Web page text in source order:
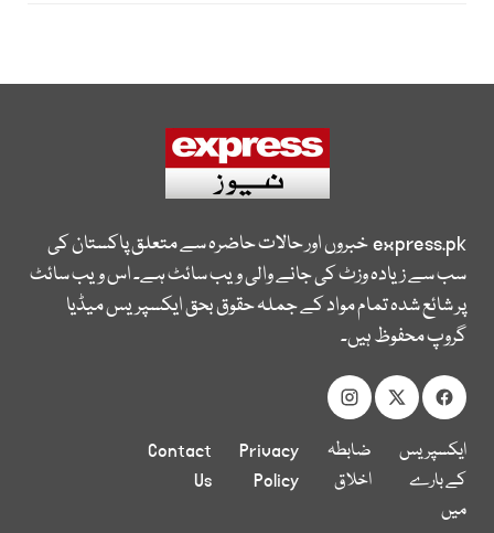
express.pkخبروں اور حالات حاضرہ سے متعلق پاکستان کی
سب سے زیادہ وزٹ کی جانے والی ویب سائٹ ہے۔ اس ویب سائٹ
پر شائع شدہ تمام مواد کے جملہ حقوق بحق ایکسپریس میڈیا
گروپ محفوظ ہیں۔
ایکسپریس
کے بارے
میں
ضابطہ
اخلاق
Privacy
Policy
Contact
Us